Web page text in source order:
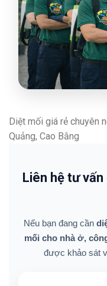
Diệt mối giá rẻ chuyên
Quảng, Cao Bằng
Liên hệ tư
Nếu bạn đang cần
mối cho nhà ở,
được khảo sát